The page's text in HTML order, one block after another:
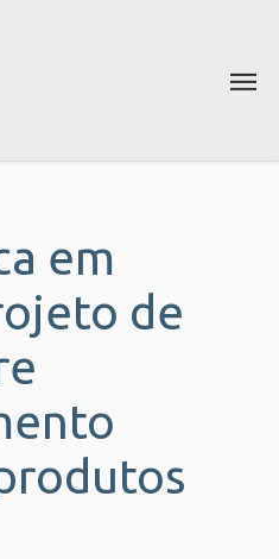
em
de